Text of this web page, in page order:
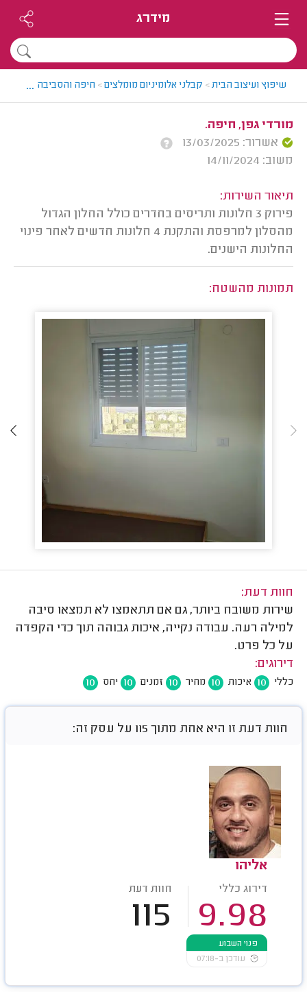
מידרג
שיפוץ ועיצוב הבית> קבלני אלומיניום מומלצים> חיפה והסביבה > קבלן
...
מורדי גפן, חיפה.
אשרור: 13/03/2025
משוב: 14/11/2024
תיאור השירות:
פירוק 3 חלונות ותריסים בחדרים כולל החלון הגדול
מהסלון למרפסת והתקנת 4 חלונות חדשים לאחר פינוי
החלונות הישנים.
תמונות מהשטח:
חוות דעת:
שירות משובח ביותר, גם אם תתאמצו לא תמצאו סיבה
למילה רעה. עבודה נקייה, איכות גבוהה תוך כדי הקפדה
על כל פרט.
דירוגים:
כללי 10 איכות 10 מחיר 10 זמנים 10 יחס 10
חוות דעת זו היא אחת מתוך 115 על עסק זה:
אליהו
דירוג כללי
9.98
חוות דעת
115
פנוי השבוע
עודכן ב-07:18